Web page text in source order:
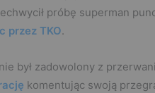
próbę superman
przez TKO.
był zadowolony z
komentując swoją